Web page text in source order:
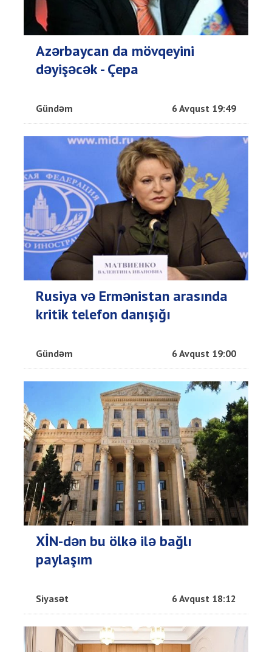
Azərbaycan da mövqeyini
dəyişəcək - Çepa
Gündəm 6 Avqust 19:49
Rusiya və Ermənistan arasında
kritik telefon danışığı
Gündəm 6 Avqust 19:00
XİN-dən bu ölkə ilə bağlı
paylaşım
Siyasət 6 Avqust 18:12